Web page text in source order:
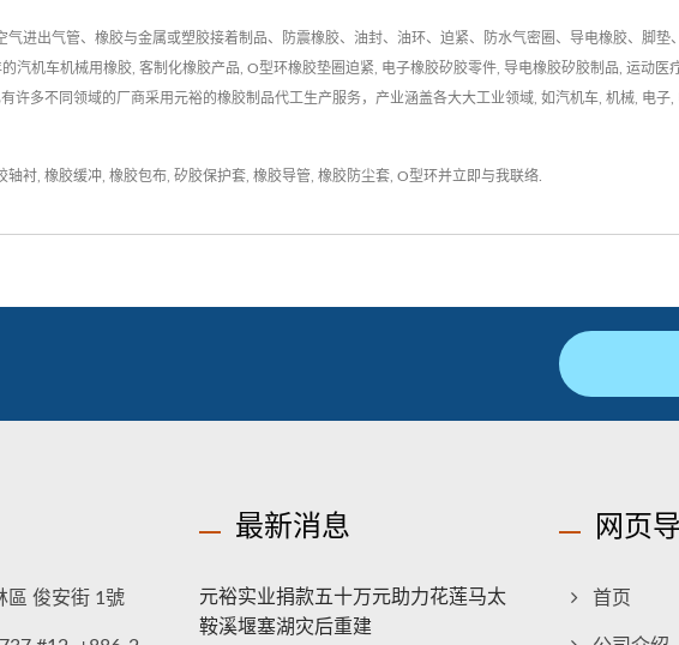
进出气管、橡胶与金属或塑胶接着制品、防震橡胶、油封、油环、迫紧、防水气密圈、导电橡胶、脚垫
汽机车机械用橡胶, 客制化橡胶产品, O型环橡胶垫圈迫紧, 电子橡胶矽胶零件, 导电橡胶矽胶制品, 运动医
多不同领域的厂商采用元裕的橡胶制品代工生产服务，产业涵盖各大大工业领域, 如汽机车, 机械, 电子,
轴衬 橡胶缓冲 橡胶包布 矽胶保护套 橡胶导管 橡胶防尘套 O型环并立即与我联络
區 俊安街 1號
最新消息
元裕实业捐款五十万元助力花莲马太
鞍溪堰塞湖灾后重建
网页
首页